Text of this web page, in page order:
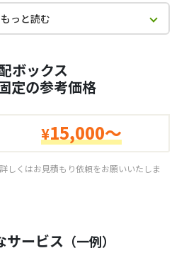
もっと読む
ボックス
定の参考価格
¥15,000～
詳しくはお見積もり依頼をお願いいたしま
サービス （一例）